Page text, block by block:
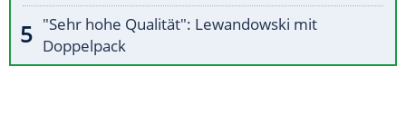
"Sehr hohe Qualität": Lewandowski mit
Doppelpack